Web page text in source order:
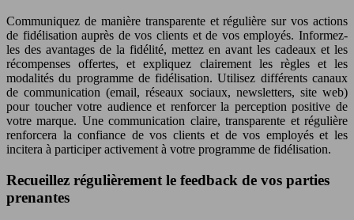
Communiquez de manière transparente et régulière sur vos actions
de fidélisation auprès de vos clients et de vos employés. Informez-
les des avantages de la fidélité, mettez en avant les cadeaux et les
récompenses offertes, et expliquez clairement les règles et les
modalités du programme de fidélisation. Utilisez différents canaux
de communication (email, réseaux sociaux, newsletters, site web)
pour toucher votre audience et renforcer la perception positive de
votre marque. Une communication claire, transparente et régulière
renforcera la confiance de vos clients et de vos employés et les
incitera à participer activement à votre programme de fidélisation.
Recueillez régulièrement le feedback de vos parties
prenantes